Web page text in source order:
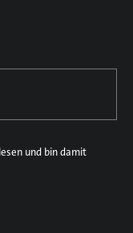
und bin damit